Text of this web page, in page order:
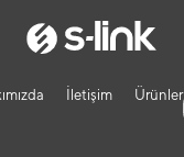
İletişim Ürünler